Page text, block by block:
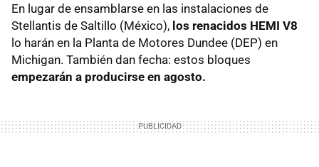
En lugar de ensamblarse en las instalaciones de
Stellantis de Saltillo (México), los renacidos HEMI V8
lo harán en la Planta de Motores Dundee (DEP) en
Michigan. También dan fecha: estos bloques
empezarán a producirse en agosto.